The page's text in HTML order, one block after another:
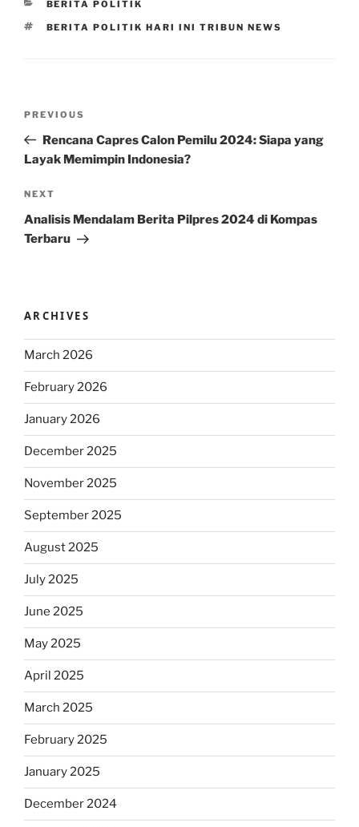
CATEGORIES
BERITA POLITIK
TAGS
BERITA POLITIK HARI INI TRIBUN NEWS
Previous
Post
PREVIOUS
Rencana Capres Calon Pemilu 2024: Siapa yang
Layak Memimpin Indonesia?
Next
Post
NEXT
Analisis Mendalam Berita Pilpres 2024 di Kompas
Terbaru
ARCHIVES
March 2026
February 2026
January 2026
December 2025
November 2025
September 2025
August 2025
July 2025
June 2025
May 2025
April 2025
March 2025
February 2025
January 2025
December 2024